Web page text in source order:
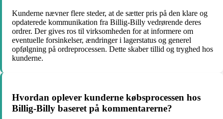
Kunderne nævner flere steder, at de sætter pris på den klare og
opdaterede kommunikation fra Billig-Billy vedrørende deres
ordrer. Der gives ros til virksomheden for at informere om
eventuelle forsinkelser, ændringer i lagerstatus og generel
opfølgning på ordreprocessen. Dette skaber tillid og tryghed hos
kunderne.
Hvordan oplever kunderne købsprocessen hos
Billig-Billy baseret på kommentarerne?